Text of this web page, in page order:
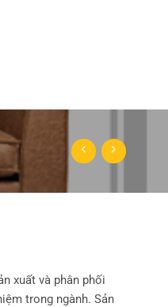
xuất và phân phối
trong ngành. Sản